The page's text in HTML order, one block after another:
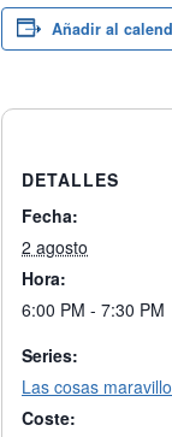
Añadir al
DETALLES
Fecha:
2 agosto
Hora:
6:00 PM - 7:30 PM
Series:
Las cosas
Coste: